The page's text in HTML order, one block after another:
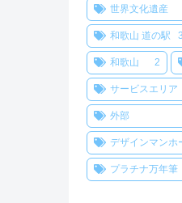
世界文化遺産
和歌山 道の駅 3
和歌山 2
サービスエリア
外部
デザインマンホ
プラチナ万年筆